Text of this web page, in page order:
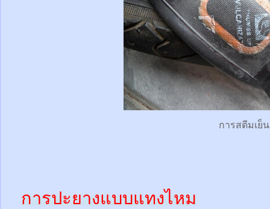
การสตีมเย็น
การปะยางแบบแทงไหม